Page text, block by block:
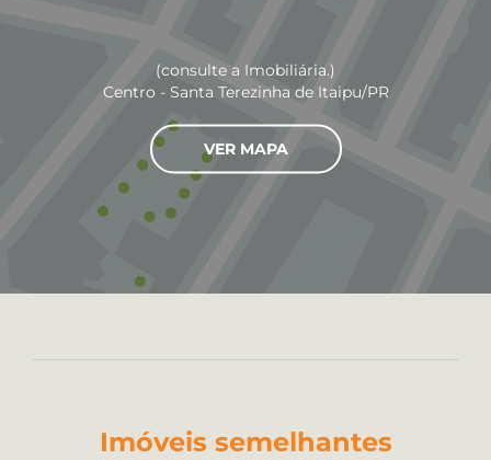
(consulte a Imobiliária.)
Centro - Santa Terezinha de Itaipu/PR
VER MAPA
Imóveis semelhantes